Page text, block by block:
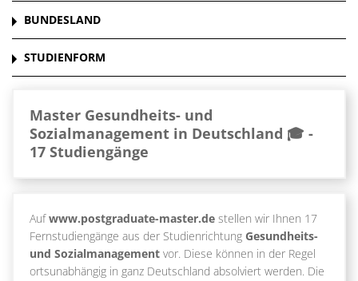
BUNDESLAND
STUDIENFORM
Master Gesundheits- und
Sozialmanagement in Deutschland 🎓 -
17 Studiengänge
Aufwww.postgraduate-master.de stellen wir Ihnen 17
Fernstudiengänge aus der Studienrichtung Gesundheits-
und Sozialmanagement vor. Diese können in der Regel
ortsunabhängig in ganz Deutschland absolviert werden. Die